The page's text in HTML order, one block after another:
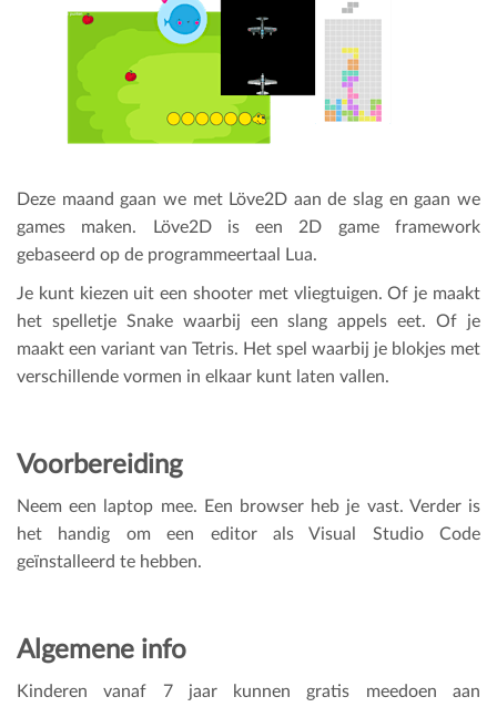
Deze maand gaan we met Löve2D aan de slag en gaan we
games maken. Löve2D is een 2D game framework
gebaseerd op de programmeertaal Lua.
J e kunt kiezen uit een shooter met vliegtuigen. Of je maakt
het spelletje Snake waarbij een slang appels eet. Of je
maakt een variant van Tetris. Het spel waarbij je blokjes met
verschillende vormen in elkaar kunt laten vallen.
Voorbereiding
Neem een laptop mee. Een browser heb je vast. Verder is
het handig om een editor als Visual Studio Code
geïnstalleerd te hebben.
Algemene info
Kinderen vanaf 7 jaar kunnen gratis meedoen aan